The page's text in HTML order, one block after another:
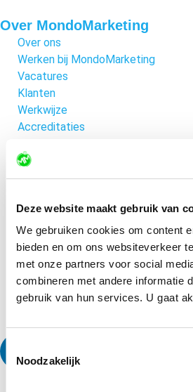
Deze website maakt gebruik van
We gebruiken cookies om content
bieden en om ons websiteverkeer
met onze partners voor social
combineren met andere informatie
gebruik van hun services. U gaat
Noodzakelijk
Over MondoMarketing
Over ons
Werken bij MondoMarketing
Vacatures
Klanten
Werkwijze
Accreditaties
Mail ons
info@mondomarketing.nl
Stuur een bericht